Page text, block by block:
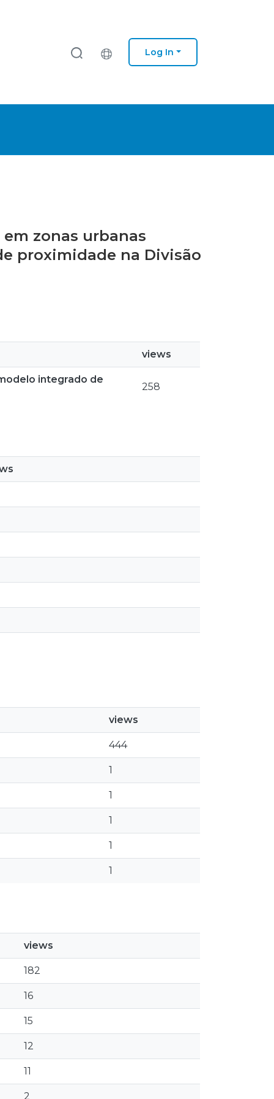
Log In
zonas urbanas
proximidade na Divisão
views
integrado de
258
views
444
1
1
1
1
1
views
182
16
15
12
11
2